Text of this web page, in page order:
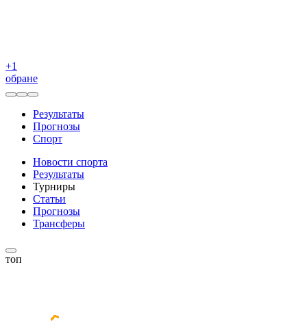
+1
обране
Результаты
Прогнозы
Спорт
Новости спорта
Результаты
Турниры
Статьи
Прогнозы
Трансферы
топ